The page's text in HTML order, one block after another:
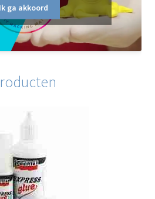
Ik ga akkoord